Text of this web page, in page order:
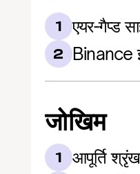
1 एयर-गैप्ड
2 Binance
जोखिम
1 आपूर्ति